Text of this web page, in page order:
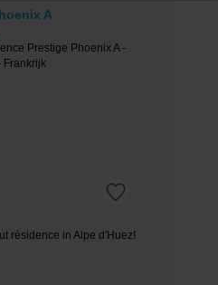
A
résidence in Alpe d'Huez!